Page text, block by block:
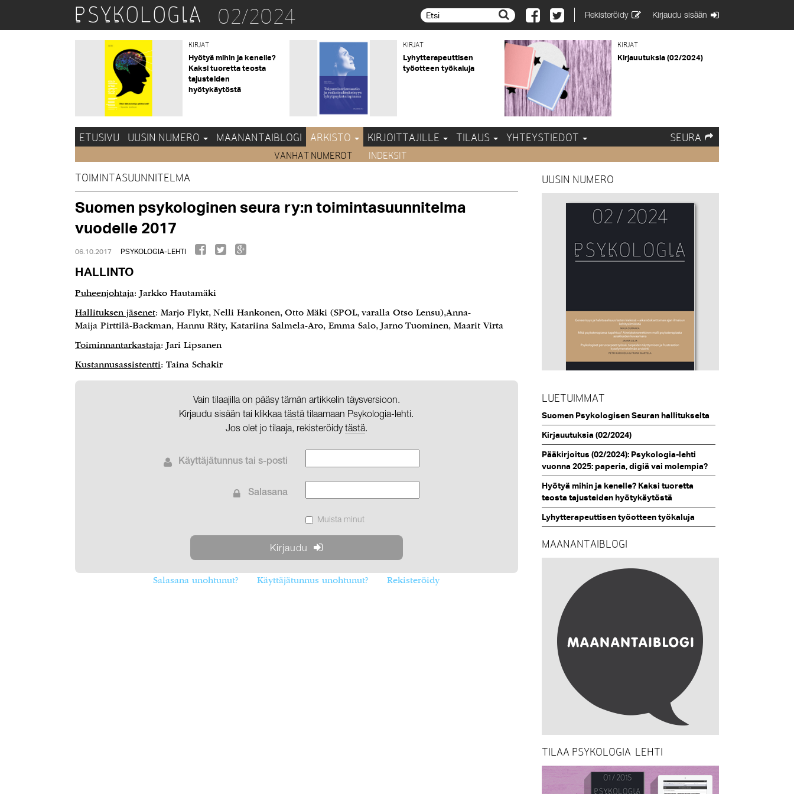
Etsi... Rekisteröidy Kirjaudu sisään
02/2024
KIRJAT
Hyötyä mihin ja kenelle?
Kaksi tuoretta teosta
tajusteiden
hyötykäytöstä
KIRJAT
Lyhytterapeuttisen
työotteen työkaluja
KIRJAT
Kirjauutuksia (02/2024)
ETUSIVU UUSIN NUMERO MAANANTAIBLOGI ARKISTO KIRJOITTAJILLE TILAUS YHTEYSTIEDOT SEURA
VANHAT NUMEROT INDEKSIT
TOIMINTASUUNNITELMA
Suomen psykologinen seura ry:n toimintasuunnitelma
vuodelle 2017
06.10.2017 PSYKOLOGIA-LEHTI
HALLINTO
Puheenjohtaja: Jarkko Hautamäki
Hallituksen jäsenet: Marjo Flykt, Nelli Hankonen, Otto Mäki (SPOL, varalla Otso Lensu),Anna-
Maija Pirttilä-Backman, Hannu Räty, Katariina Salmela-Aro, Emma Salo, Jarno Tuominen, Maarit Virta
Toiminnantarkastaja: Jari Lipsanen
Kustannusassistentti: Taina Schakir
Vain tilaajilla on pääsy tämän artikkelin täysversioon.
Kirjaudu sisään tai klikkaatästä tilaamaan Psykologia-lehti.
Jos olet jo tilaaja, rekisteröidytästä.
Käyttäjätunnus tai s-posti
Salasana
Muista minut
Salasana unohtunut? Käyttäjätunnus unohtunut? Rekisteröidy
UUSIN NUMERO
LUETUIMMAT
Suomen Psykologisen Seuran hallitukselta
Kirjauutuksia (02/2024)
Pääkirjoitus (02/2024): Psykologia-lehti
vuonna 2025: paperia, digiä vai molempia?
Hyötyä mihin ja kenelle? Kaksi tuoretta
teosta tajusteiden hyötykäytöstä
Lyhytterapeuttisen työotteen työkaluja
MAANANTAIBLOGI
TILAA PSYKOLOGIA-LEHTI